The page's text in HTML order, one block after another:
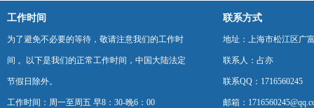
工作时间
为了避免不必要的等待，敬请注意我们的工作时
间 。以下是我们的正常工作时间，中国大陆法定
节假日除外。
工作时间：周一至周五 早8：30-晚6：00
联系方式
地址：上海市松江区广
联系人：占亦
联系QQ：1716560245
邮箱：